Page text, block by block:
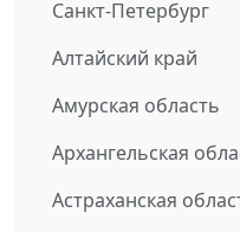
Санкт-Петербург
Алтайский край
Амурская область
Архангельская
Астраханская